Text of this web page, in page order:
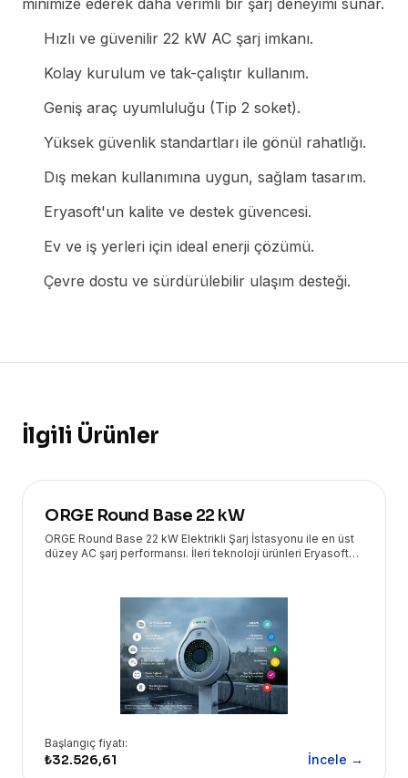
minimize ederek daha verimli bir şarj deneyimi sunar.
Hızlı ve güvenilir 22 kW AC şarj imkanı.
Kolay kurulum ve tak-çalıştır kullanım.
Geniş araç uyumluluğu (Tip 2 soket).
Yüksek güvenlik standartları ile gönül rahatlığı.
Dış mekan kullanımına uygun, sağlam tasarım.
Eryasoft'un kalite ve destek güvencesi.
Ev ve iş yerleri için ideal enerji çözümü.
Çevre dostu ve sürdürülebilir ulaşım desteği.
İlgili Ürünler
ORGE Round Base 22 kW
ORGE Round Base 22 kW Elektrikli Şarj İstasyonu ile en üst
düzey AC şarj performansı. İleri teknoloji ürünleri Eryasoft
Başlangıç fiyatı:
₺32.526,61 İncele →